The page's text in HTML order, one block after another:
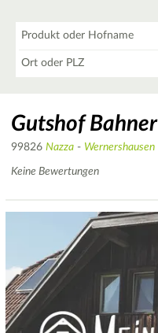
Gutshof Bahner
99826 Nazza - Wernershausen
Keine Bewertungen